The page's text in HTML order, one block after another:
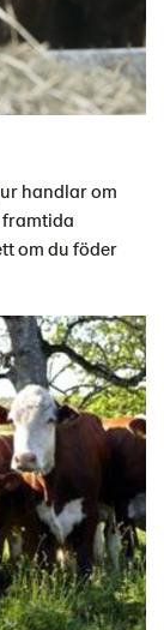
handlar om
framtida
om du föder